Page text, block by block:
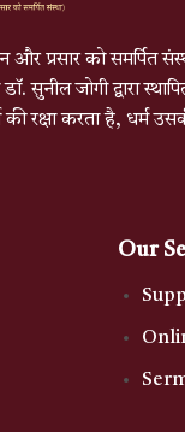
और प्रसार को समर्पित
सुनील जोगी द्वारा
की रक्षा करता है, धर्म
Our